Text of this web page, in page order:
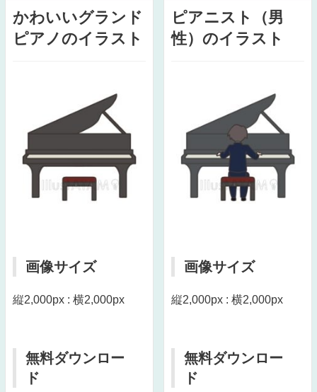
かわいいグランド
ピアノのイラスト
画像サイズ
縦2,000px : 横2,000px
無料ダウンロー
ド
ピアニスト（男
性）のイラスト
画像サイズ
縦2,000px : 横2,000px
無料ダウンロー
ド